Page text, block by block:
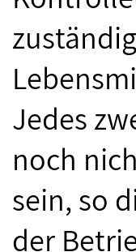
Jedes
noch
sein, so
der